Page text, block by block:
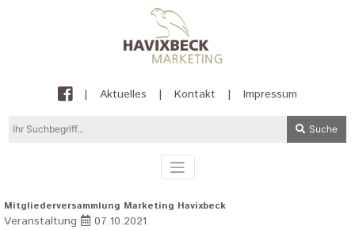
| Aktuelles | Kontakt | Impressum
Suche
Mitgliederversammlung Marketing Havixbeck
Veranstaltung 07.10.2021